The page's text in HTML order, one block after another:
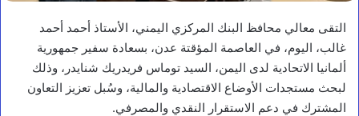
التقى معالي محافظ البنك المركزي اليمني، الأستاذ أحمد أحمد
غالب، اليوم، في العاصمة المؤقتة عدن، بسعادة سفير جمهورية
ألمانيا الاتحادية لدى اليمن، السيد توماس فريدريك شنايدر، وذلك
لبحث مستجدات الأوضاع الاقتصادية والمالية، وسُبل تعزيز التعاون
المشترك في دعم الاستقرار النقدي والمصرفي.